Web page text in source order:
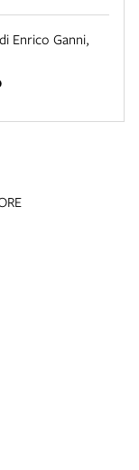
Enrico Ganni,